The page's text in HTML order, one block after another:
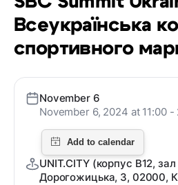
Всеукраїнська
спортивного
November 6
November 6, 2024 at 11:00
UNIT.CITY (корпус В12,
Дорогожицька, 3, 02000,